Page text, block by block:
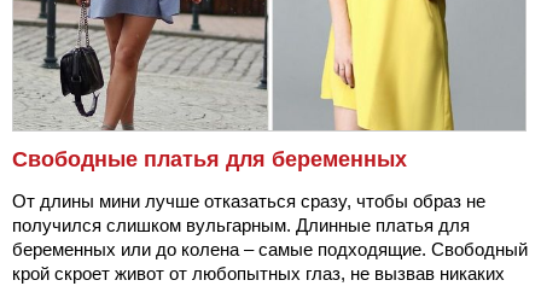
Свободные платья для беременных
От длины мини лучше отказаться сразу, чтобы образ не
получился слишком вульгарным. Длинные платья для
беременных или до колена – самые подходящие. Свободный
крой скроет живот от любопытных глаз, не вызвав никаких